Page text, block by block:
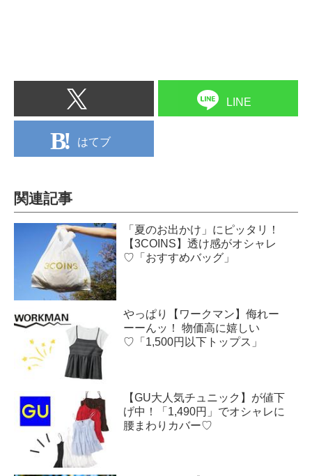
LINE
はてブ
関連記事
「夏のお出かけ」にピッタリ！
【3COINS】透け感がオシャレ
♡「おすすめバッグ」
やっぱり【ワークマン】侮れー
ーーんッ！ 物価高に嬉しい
♡「1,500円以下トップス」
【GU大人気チュニック】が値下
げ中！「1,490円」でオシャレに
腰まわりカバー♡